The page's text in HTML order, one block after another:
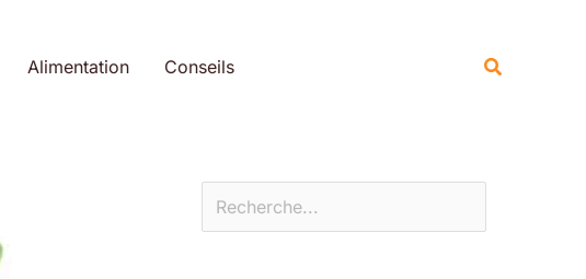
Alimentation Conseils